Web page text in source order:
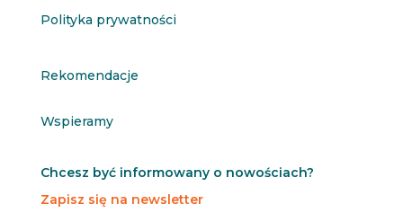
Polityka prywatności
Rekomendacje
Wspieramy
Chcesz być informowany o nowościach?
Zapisz się na newsletter